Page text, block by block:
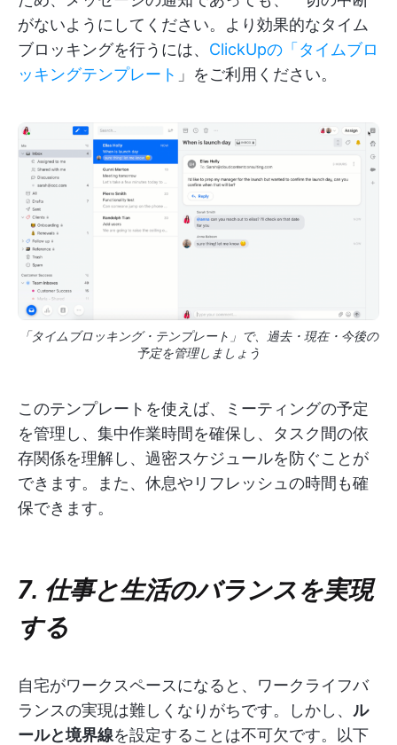
がないようにしてください。より効果的なタイム
ブロッキングを行うには、 ClickUpの「タイムブロ
ッキングテンプレート 」をご利用ください。
「タイムブロッキング・テンプレート」で、過去・現在・今後の
予定を管理しましょう
このテンプレートを使えば、ミーティングの予定
を管理し、集中作業時間を確保し、タスク間の依
存関係を理解し、過密スケジュールを防ぐことが
できます。また、休息やリフレッシュの時間も確
保できます。
7. 仕事と生活のバランスを実現
する
自宅がワークスペースになると、ワークライフバ
ランスの実現は難しくなりがちです。しかし、 ル
ールと境界線を設定することは不可欠です。以下